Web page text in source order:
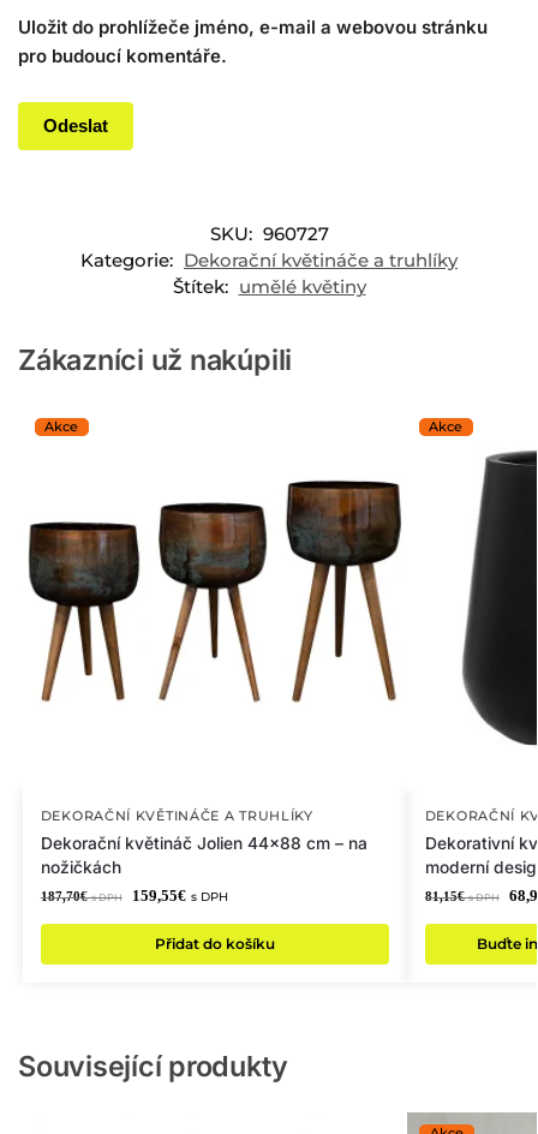
Uložit do prohlížeče jméno, e-mail a webovou stránku
pro budoucí komentáře.
SKU: 960727
Kategorie: Dekorační květináče a truhlíky
Štítek: umělé květiny
Zákazníci už nakúpili
DEKORAČNÍ KVĚTINÁČE A TRUHLÍKY
Dekorační květináč Jolien 44×88 cm – na
nožičkách
187,70€ s DPH 159,55€ s DPH
Přidat do košíku
DEKORAČNÍ
Dekorativní
moderní
81,15€ s DPH
Buďte
Související produkty